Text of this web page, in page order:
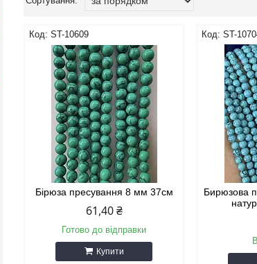
ST-10609
Бірюза пресування 8 мм 37см
61,40 ₴
Готово до відправки
Купити
ST-
Бирюзова